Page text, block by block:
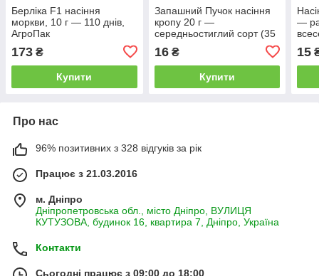
Берліка F1 насіння
моркви, 10 г — 110 днів,
АгроПак
173 ₴
Купити
Запашний Пучок насіння
кропу 20 г —
середньостиглий сорт (35
16₴
Купити
—
15
Про нас
96% позитивних з 328 відгуків за рік
Працює з 21.03.2016
м. Дніпро
Дніпропетровська обл., місто Дніпро, ВУЛИЦЯ
КУТУЗОВА, будинок 16, квартира 7, Дніпро, Україна
Контакти
Сьогодні працює з 09:00 до 18:00